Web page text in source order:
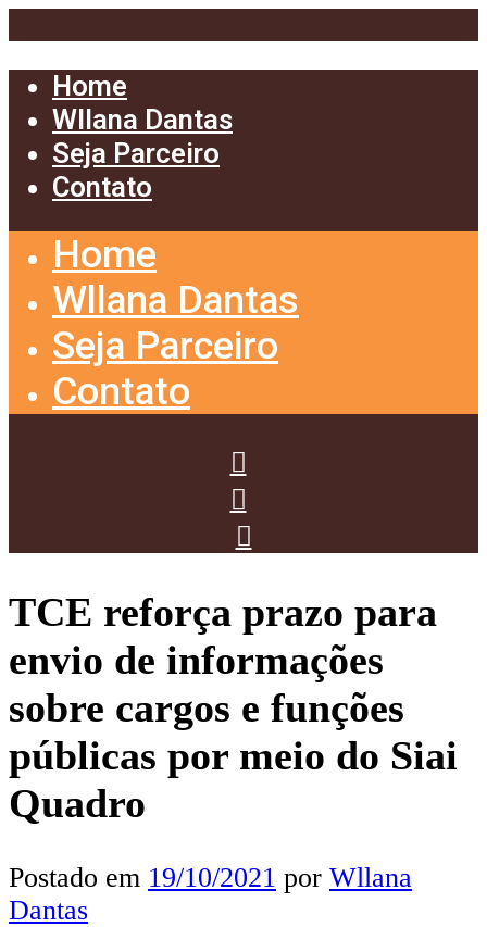
Home
Wllana Dantas
Seja Parceiro
Contato
Home
Wllana Dantas
Seja Parceiro
Contato
TCE reforça prazo para
envio de informações
sobre cargos e funções
públicas por meio do Siai
Quadro
Postado em 19/10/2021 por Wllana
Dantas